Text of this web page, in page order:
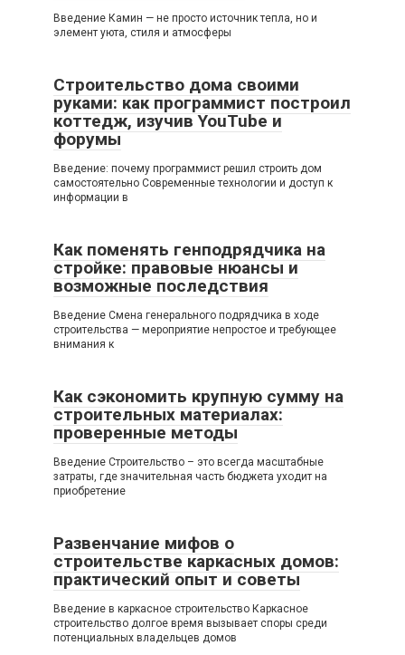
Введение Камин — не просто источник тепла, но и
элемент уюта, стиля и атмосферы
Строительство дома своими
руками: как программист построил
коттедж, изучив YouTube и
форумы
Введение: почему программист решил строить дом
самостоятельно Современные технологии и доступ к
информации в
Как поменять генподрядчика на
стройке: правовые нюансы и
возможные последствия
Введение Смена генерального подрядчика в ходе
строительства — мероприятие непростое и требующее
внимания к
Как сэкономить крупную сумму на
строительных материалах:
проверенные методы
Введение Строительство – это всегда масштабные
затраты, где значительная часть бюджета уходит на
приобретение
Развенчание мифов о
строительстве каркасных домов:
практический опыт и советы
Введение в каркасное строительство Каркасное
строительство долгое время вызывает споры среди
потенциальных владельцев домов